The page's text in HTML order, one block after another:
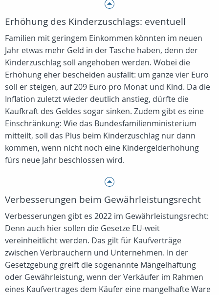
Erhöhung des Kinderzuschlags: eventuell
Familien mit geringem Einkommen könnten im neuen
Jahr etwas mehr Geld in der Tasche haben, denn der
Kinderzuschlag soll angehoben werden. Wobei die
Erhöhung eher bescheiden ausfällt: um ganze vier Euro
soll er steigen, auf 209 Euro pro Monat und Kind. Da die
Inflation zuletzt wieder deutlich anstieg, dürfte die
Kaufkraft des Geldes sogar sinken. Zudem gibt es eine
Einschränkung: Wie das Bundesfamilienministerium
mitteilt, soll das Plus beim Kinderzuschlag nur dann
kommen, wenn nicht noch eine Kindergelderhöhung
fürs neue Jahr beschlossen wird.
Verbesserungen beim Gewährleistungsrecht
Verbesserungen gibt es 2022 im Gewährleistungsrecht:
Denn auch hier sollen die Gesetze EU-weit
vereinheitlicht werden. Das gilt für Kaufverträge
zwischen Verbrauchern und Unternehmen. In der
Gesetzgebung greift die sogenannte Mängelhaftung
oder Gewährleistung, wenn der Verkäufer im Rahmen
eines Kaufvertrages dem Käufer eine mangelhafte Ware